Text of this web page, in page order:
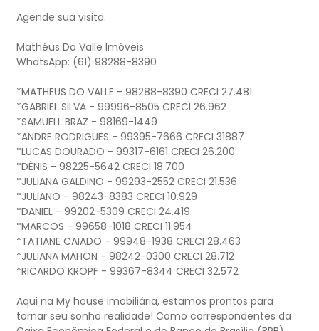
Agende sua visita.
Mathéus Do Valle Imóveis
WhatsApp: (61) 98288-8390
*MATHEUS DO VALLE - 98288-8390 CRECI 27.481
*GABRIEL SILVA - 99996-8505 CRECI 26.962
*SAMUELL BRAZ - 98169-1449
*ANDRE RODRIGUES - 99395-7666 CRECI 31887
*LUCAS DOURADO - 99317-6161 CRECI 26.200
*DÊNIS - 98225-5642 CRECI 18.700
*JULIANA GALDINO - 99293-2552 CRECI 21.536
*JULIANO - 98243-8383 CRECI 10.929
*DANIEL - 99202-5309 CRECI 24.419
*MARCOS - 99658-1018 CRECI 11.954
*TATIANE CAIADO - 99948-1938 CRECI 28.463
*JULIANA MAHON - 98242-0300 CRECI 28.712
*RICARDO KROPF - 99367-8344 CRECI 32.572
Aqui na My house imobiliária, estamos prontos para
tornar seu sonho realidade! Como correspondentes da